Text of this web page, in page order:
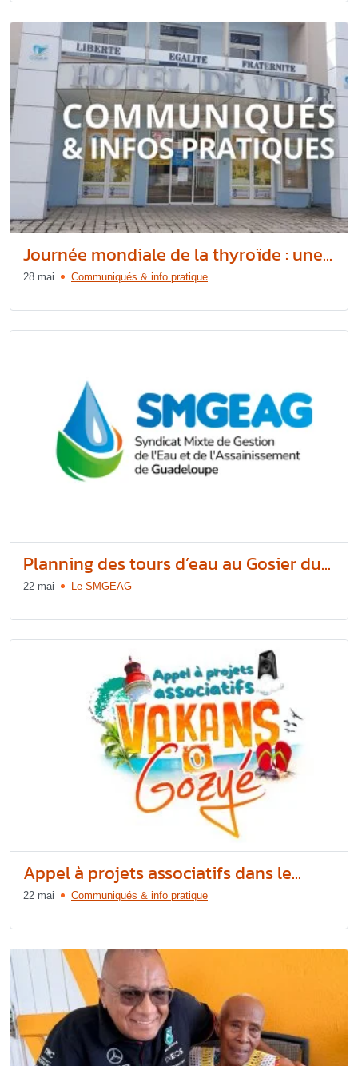
Journée mondiale de la thyroïde : une...
28 mai Communiqués & info pratique
Planning des tours d’eau au Gosier du...
22 mai Le SMGEAG
Appel à projets associatifs dans le...
22 mai Communiqués & info pratique